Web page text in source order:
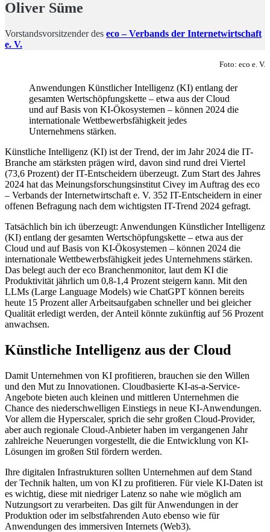
Oliver Süme
Vorstandsvorsitzender des eco – Verbands der Internetwirtschaft
e. V.
Foto: eco e. V.
Anwendungen Künstlicher Intelligenz (KI) entlang der
gesamten Wertschöpfungskette – etwa aus der Cloud
und auf Basis von KI-Ökosystemen – können 2024 die
internationale Wettbewerbsfähigkeit jedes
Unternehmens stärken.
Künstliche Intelligenz (KI) ist der Trend, der im Jahr 2024 die IT-
Branche am stärksten prägen wird, davon sind rund drei Viertel
(73,6 Prozent) der IT-Entscheidern überzeugt. Zum Start des Jahres
2024 hat das Meinungsforschungsinstitut Civey im Auftrag des eco
– Verbands der Internetwirtschaft e. V. 352 IT-Entscheidern in einer
offenen Befragung nach dem wichtigsten IT-Trend 2024 gefragt.
Tatsächlich bin ich überzeugt: Anwendungen Künstlicher Intelligenz
(KI) entlang der gesamten Wertschöpfungskette – etwa aus der
Cloud und auf Basis von KI-Ökosystemen – können 2024 die
internationale Wettbewerbsfähigkeit jedes Unternehmens stärken.
Das belegt auch der eco Branchenmonitor, laut dem KI die
Produktivität jährlich um 0,8-1,4 Prozent steigern kann. Mit den
LLMs (Large Language Models) wie ChatGPT können bereits
heute 15 Prozent aller Arbeitsaufgaben schneller und bei gleicher
Qualität erledigt werden, der Anteil könnte zukünftig auf 56 Prozent
anwachsen.
Künstliche Intelligenz aus der Cloud
Damit Unternehmen von KI profitieren, brauchen sie den Willen
und den Mut zu Innovationen. Cloudbasierte KI-as-a-Service-
Angebote bieten auch kleinen und mittleren Unternehmen die
Chance des niederschwelligen Einstiegs in neue KI-Anwendungen.
Vor allem die Hyperscaler, sprich die sehr großen Cloud-Provider,
aber auch regionale Cloud-Anbieter haben im vergangenen Jahr
zahlreiche Neuerungen vorgestellt, die die Entwicklung von KI-
Lösungen im großen Stil fördern werden.
Ihre digitalen Infrastrukturen sollten Unternehmen auf dem Stand
der Technik halten, um von KI zu profitieren. Für viele KI-Daten ist
es wichtig, diese mit niedriger Latenz so nahe wie möglich am
Nutzungsort zu verarbeiten. Das gilt für Anwendungen in der
Produktion oder im selbstfahrenden Auto ebenso wie für
Anwendungen des immersiven Internets (Web3).